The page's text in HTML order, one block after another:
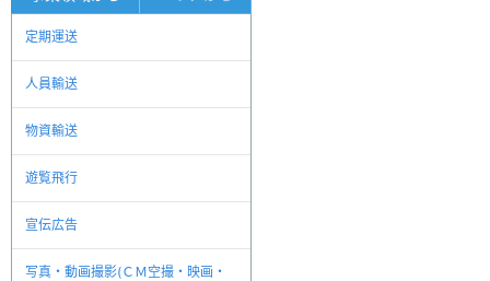
定期運送
人員輸送
物資輸送
遊覧飛行
宣伝広告
写真・動画撮影(ＣＭ空撮・映画・